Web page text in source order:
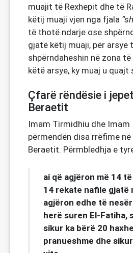
muajit të Rexhepit dhe të
këtij muaji vjen nga fjala
të thotë ndarje ose
gjatë këtij muaji, për arsye
shpërndaheshin në zona
këtë arsye, ky muaj u quajt
Çfarë rëndësie i
Beraetit
Imam Tirmidhiu dhe Imam
përmendën disa rrëfime
Beraetit. Përmbledhja e
ai që agjëron më 14
14 rekate nafile gjatë
agjëron edhe të
herë suren El-Fatiha,
sikur ka bërë 20
pranueshme dhe